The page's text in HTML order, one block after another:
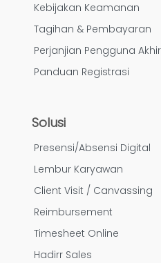
Kebijakan Keamanan
Tagihan & Pembayaran
Perjanjian Pengguna Akhir
Panduan Registrasi
Solusi
Presensi/Absensi Digital
Lembur Karyawan
Client Visit / Canvassing
Reimbursement
Timesheet Online
Hadirr Sales